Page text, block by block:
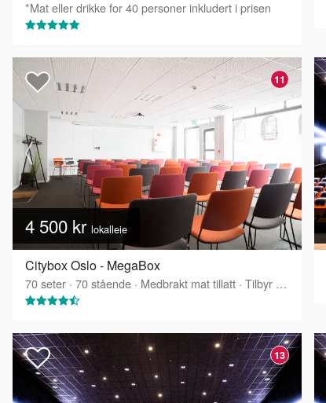
*Mat eller drikke for 40 personer inkludert i prisen
11
4 500 kr lokalleie
Citybox Oslo - MegaBox
70seter · 70stående · Medbrakt mat tillatt · Tilbyr servering
13